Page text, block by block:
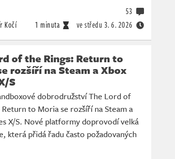
Kočí 1 minuta ve středu 3. 6. 2026
53
of the Rings: Return to
rozšíří na Steam a Xbox
S
dobrodružství The Lord of
to Moria se rozšíří na Steam a
X/S. Nové platformy doprovodí velká
která přidá řadu často požadovaných